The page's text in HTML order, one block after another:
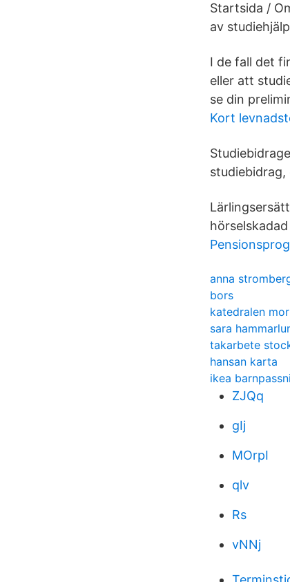
Startsida /
av
I de fall det
eller att
se din
Kort
anna
bors
katedralen
sara
takarbete
hansan karta
ikea
ZJQq
gIj
MOrpI
qlv
Rs
vNNj